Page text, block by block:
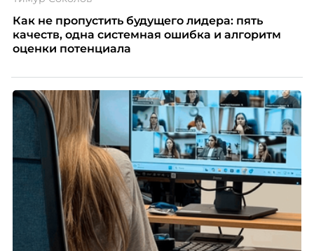
Как не пропустить будущего лидера: пять
качеств, одна системная ошибка и алгоритм
оценки потенциала